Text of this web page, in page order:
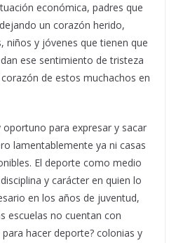
económica, padres que
un corazón herido,
niños y jóvenes que tienen que
ese sentimiento de tristeza
de estos muchachos en
para expresar y sacar
lamentablemente ya ni casas
El deporte como medio
y carácter en quien lo
en los años de juventud,
escuelas no cuentan con
hacer deporte? colonias y